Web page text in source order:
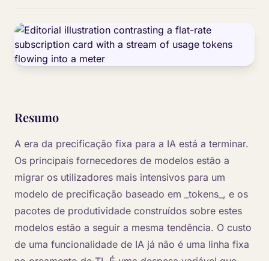
Resumo
A era da precificação fixa para a IA está a terminar.
Os principais fornecedores de modelos estão a
migrar os utilizadores mais intensivos para um
modelo de precificação baseado em _tokens_, e os
pacotes de produtividade construídos sobre estes
modelos estão a seguir a mesma tendência. O custo
de uma funcionalidade de IA já não é uma linha fixa